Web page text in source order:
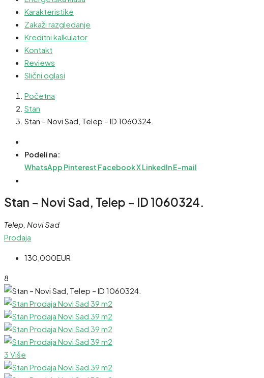
Karakteristike
Zakaži razgledanje
Kreditni kalkulator
Kontakt
Reviews
Slični oglasi
Početna
Stan
Stan – Novi Sad, Telep – ID 1060324.
Podeli na:
WhatsApp Pinterest FacebookXLinkedInE-mail
Stan – Novi Sad, Telep – ID 1060324.
Telep, Novi Sad
Prodaja
130,000EUR
8
3 Više